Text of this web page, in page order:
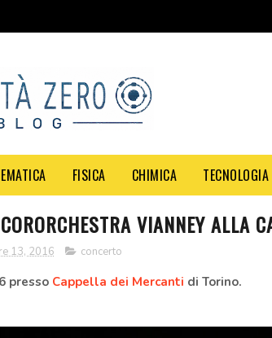
FISICA CHIMICA TECNOLOGIA
VIANNEY ALLA
13, 2016 concerto
presso Cappella dei Mercanti di Torino.